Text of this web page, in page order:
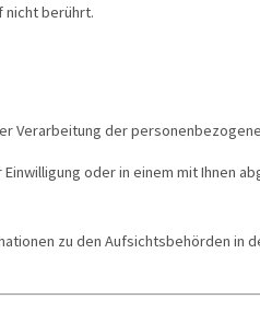
nicht berührt.
Verarbeitung der
oder in einem mit Ihnen
zu den Aufsichtsbehörden in